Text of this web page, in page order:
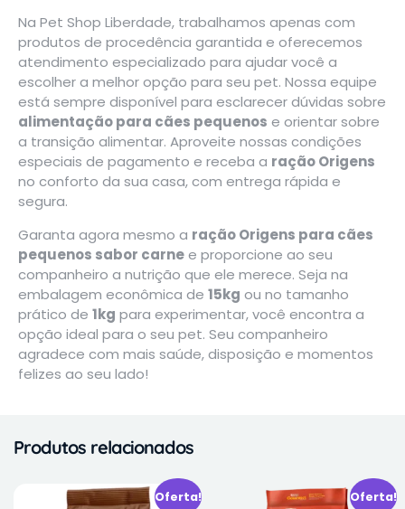
Na Pet Shop Liberdade, trabalhamos apenas com
produtos de procedência garantida e oferecemos
atendimento especializado para ajudar você a
escolher a melhor opção para seu pet. Nossa equipe
está sempre disponível para esclarecer dúvidas sobre
alimentação para cães pequenos e orientar sobre
a transição alimentar. Aproveite nossas condições
especiais de pagamento e receba a ração Origens
no conforto da sua casa, com entrega rápida e
segura.
Garanta agora mesmo a ração Origens para cães
pequenos sabor carnee proporcione ao seu
companheiro a nutrição que ele merece. Seja na
embalagem econômica de 15kg ou no tamanho
prático de 1kg para experimentar, você encontra a
opção ideal para o seu pet. Seu companheiro
agradece com mais saúde, disposição e momentos
felizes ao seu lado!
Produtos relacionados
Oferta! Oferta!